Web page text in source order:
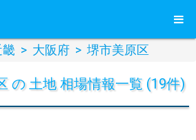
> 大阪府 > 堺市美原区
の 土地 相場情報一覧 (19件)